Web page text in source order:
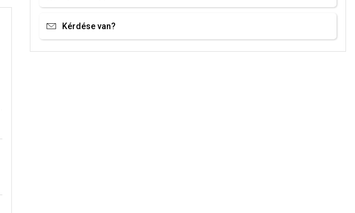
Kérdése van?